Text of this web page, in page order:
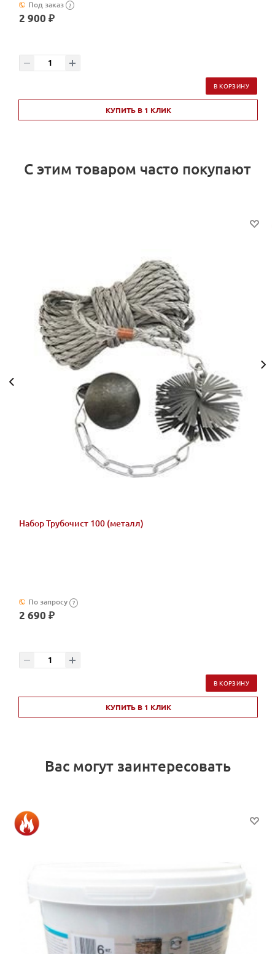
Под заказ ?
2 900 ₽
В КОРЗИНУ
КУПИТЬ В 1 КЛИК
С этим товаром часто покупают
Набор Трубочист 100 (металл)
По запросу ?
2 690 ₽
В КОРЗИНУ
КУПИТЬ В 1 КЛИК
Вас могут заинтересовать